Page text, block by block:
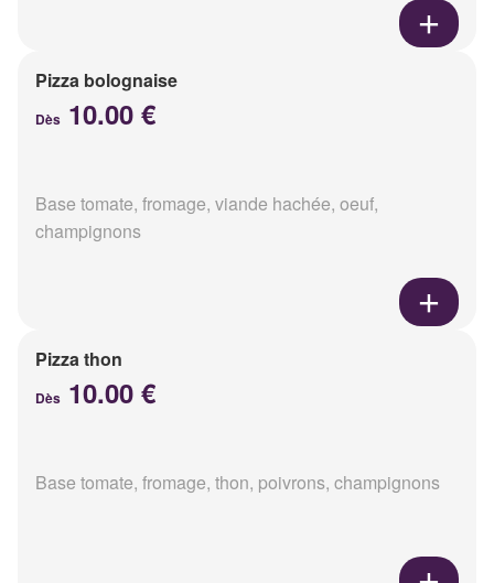
Pizza bolognaise
Dès 10.00 €
Base tomate, fromage, viande hachée, oeuf,
champignons
Pizza thon
Dès 10.00 €
Base tomate, fromage, thon, poivrons, champignons